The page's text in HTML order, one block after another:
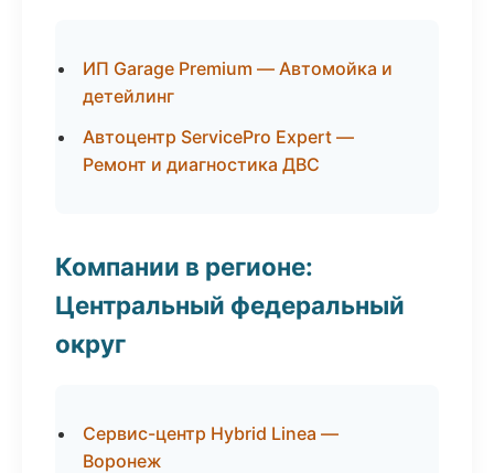
ИП Garage Premium — Автомойка и
детейлинг
Автоцентр ServicePro Expert —
Ремонт и диагностика ДВС
Компании в регионе:
Центральный федеральный
округ
Сервис-центр Hybrid Linea —
Воронеж